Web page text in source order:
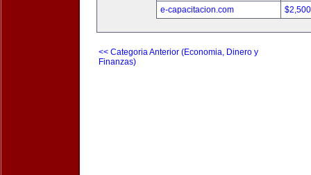
e-capacitacion.com
<< Categoria Anterior (Economia, Dinero y
Finanzas)